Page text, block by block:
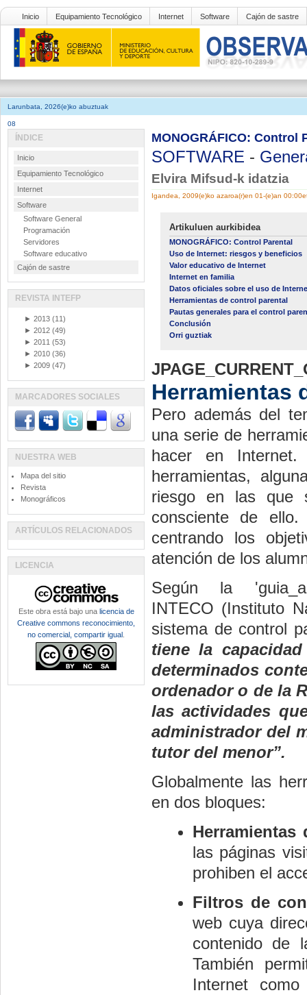
Inicio Equipamiento Tecnológico Internet Software Cajón de sastre
Larunbata, 2026(e)ko abuztuak
08
MONOGRÁFICO: Control
SOFTWARE -
Elvira Mifsud-k idatzia
Igandea, 2009(e)ko azaroa(r)en 01-(e)an
Artikuluen aurkibidea
MONOGRÁFICO: Control Parental
Uso de Internet: riesgos y beneficios
Valor educativo de Internet
Internet en familia
Datos oficiales sobre el uso de
Herramientas de control parental
Pautas generales para el control
Conclusión
Orri guztiak
Herramientas
Pero además del
una serie de
hacer en
herramientas,
riesgo en las que
consciente de
centrando los
atención de los
Según la
INTECO (Instituto
sistema de control
tiene la
determinados
ordenador o de la
las actividades
administrador del
tutor del menor”.
Globalmente las
en dos bloques:
Herramientas
las páginas
prohiben el
Filtros de
web cuya
contenido de
También
Internet
ÍNDICE
Inicio
Equipamiento Tecnológico
Internet
Software
Software General
Programación
Servidores
Software educativo
Cajón de sastre
REVISTA INTEFP
► 2013 (11)
► 2012 (49)
► 2011 (53)
► 2010 (36)
► 2009 (47)
MARCADORES SOCIALES
NUESTRA WEB
Mapa del sitio
Revista
Monográficos
ARTÍCULOS RELACIONADOS
LICENCIA
Este obra está bajo una licencia de
Creative commons reconocimiento,
no comercial, compartir igual